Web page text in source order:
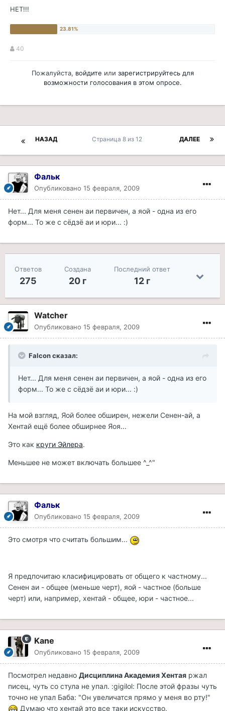
НЕТ!!!
40
Пожалуйста, войдите или зарегистрируйтесьдля
возможности голосования в этом опросе.
НАЗАД ДАЛЕЕ
Страница 8 из 12
Фальк
Опубликовано 15 февраля, 2009
Нет... Для меня сенен аи первичен, а яой - одна из его
форм... То же с сёдзё аи и юри... :)
Ответов
275
Создана
20 г
Последний ответ
12 г
Watcher
Опубликовано 15 февраля, 2009
Falcon сказал:
Нет... Для меня сенен аи первичен, а яой - одна из его
форм... То же с сёдзё аи и юри... :)
На мой взгляд, Яой более обширен, нежели Сенен-ай, а
Хентай ещё более обширнее Яоя...
Это как круги Эйлера.
Меньшее не может включать большее ^_^"
Фальк
Опубликовано 15 февраля, 2009
Это смотря что считать большим...
Я предпочитаю класифицировать от общего к частному...
Сенен аи - общее (меньше черт), яой - частное (больше
черт) или, например, хентай - общее, юри - частное...
Kane
Опубликовано 15 февраля, 2009
Посмотрел недавно Дисциплина Академия Хентая ржал
писец, чуть со стула не упал. :gigilol: После этой фразы чуть
точно не упал Баба: "Он увеличатся прямо у меня во рту!"
Думаю что хентай это все таки искусство.